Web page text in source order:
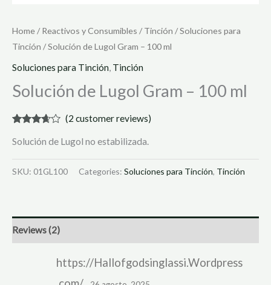
Home/Reactivos y Consumibles /Tinción /Soluciones para
Tinción / Solución de Lugol Gram – 100 ml
Soluciones para Tinción, Tinción
Solución de Lugol Gram – 100 ml
3.50out
based
on
customer
(2 customer reviews)
Solución de Lugol no estabilizada.
SKU: 01GL100 Categories: Soluciones para Tinción, Tinción
Reviews (2)
https://Hallofgodsinglassi.Wordpress